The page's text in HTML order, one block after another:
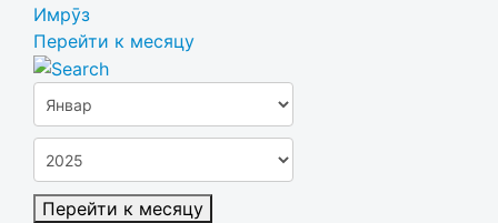
Имрӯз
Перейти к месяцу
Перейти к месяцу